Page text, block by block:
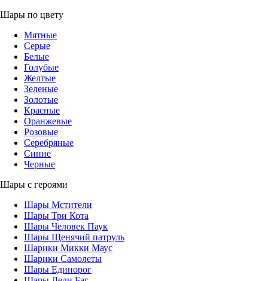
Шары по цвету
Мятные
Серые
Белые
Голубые
Желтые
Зеленые
Золотые
Красные
Оранжевые
Розовые
Серебряные
Синие
Черные
Шары с героями
Шары Мстители
Шары Три Кота
Шары Человек Паук
Шары Щенячий патруль
Шарики Микки Маус
Шарики Самолеты
Шары Единорог